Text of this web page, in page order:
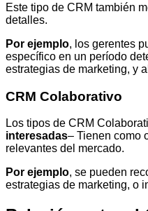
Este tipo de CRM también
detalles.
Por ejemplo, los gerentes
específico en un período
estrategias de marketing, y
CRM Colaborativo
Los tipos de CRM
interesadas– Tienen como
relevantes del mercado.
Por ejemplo, se pueden
estrategias de marketing, o